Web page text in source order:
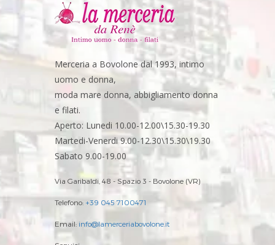
Merceria a Bovolone dal 1993, intimo
uomo e donna,
moda mare donna, abbigliamento donna
e filati.
Aperto: Lunedi 10.00-12.00\15.30-19.30
Martedi-Venerdi 9.00-12.30\15.30\19.30
Sabato 9.00-19.00
Via Garibaldi, 48 - Spazio 3 - Bovolone (VR)
Telefono: +39 045 7100471
Email: info@lamerceriabovolone.it